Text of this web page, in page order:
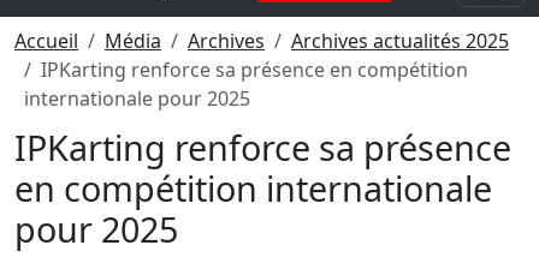
Accueil Média Archives
Archives actualités 2025
IPKarting renforce sa présence en compétition
internationale pour 2025
IPKarting renforce sa présence
en compétition internationale
pour 2025